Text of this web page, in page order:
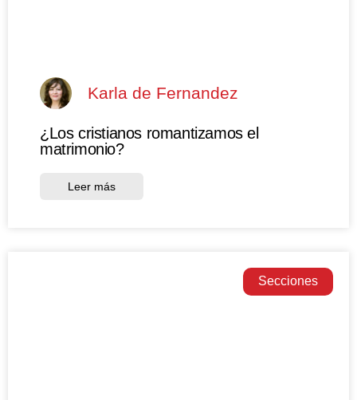
Karla de Fernandez
¿Los cristianos romantizamos el
matrimonio?
Leer más
Secciones